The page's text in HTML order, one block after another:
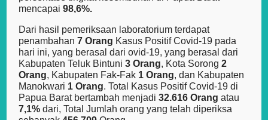
mencapai98,6%.
Dari hasil pemeriksaan laboratorium terdapat
penambahan7 Orang Kasus Positif Covid-19 pada
hari ini, yang berasal dari ovid-19, yang berasal dari
Kabupaten Teluk Bintuni3 Orang, Kota Sorong2
Orang, Kabupaten Fak-Fak 1 Orang, dan Kabupaten
Manokwari 1 Orang. Total Kasus Positif Covid-19 di
Papua Barat bertambah menjadi32.616 Orangatau
7,1% dari, Total Jumlah orang yang telah diperiksa